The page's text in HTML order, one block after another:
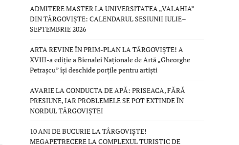
ADMITERE MASTER LA UNIVERSITATEA „VALAHIA”
DIN TÂRGOVIȘTE: CALENDARUL SESIUNII IULIE–
SEPTEMBRIE 2026
ARTA REVINE ÎN PRIM-PLAN LA TÂRGOVIȘTE! A
XVIII-a ediție a Bienalei Naționale de Artă „Gheorghe
Petrașcu” își deschide porțile pentru artiști
AVARIE LA CONDUCTA DE APĂ: PRISEACA, FĂRĂ
PRESIUNE, IAR PROBLEMELE SE POT EXTINDE ÎN
NORDUL TÂRGOVIȘTEI
10 ANI DE BUCURIE LA TÂRGOVIȘTE!
MEGAPETRECERE LA COMPLEXUL TURISTIC DE